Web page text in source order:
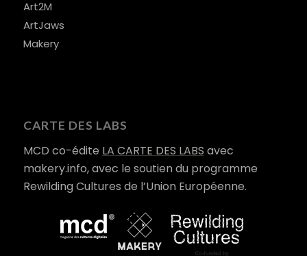
Art2M
ArtJaws
Makery
CARTE DES LABS
MCD co-édite LA CARTE DES LABS avec
makery.info, avec le soutien du programme
Rewilding Cultures de l’Union Européenne.